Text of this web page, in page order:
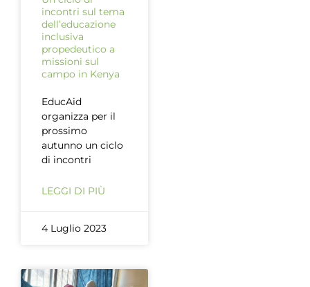
incontri sul tema
dell’educazione
inclusiva
propedeutico a
missioni sul
campo in Kenya
EducAid
organizza per il
prossimo
autunno un ciclo
di incontri
LEGGI DI PIÙ
4 Luglio 2023